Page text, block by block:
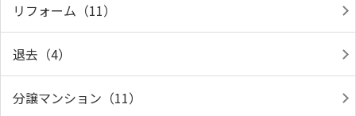
リフォーム（11）
退去（4）
分譲マンション（11）